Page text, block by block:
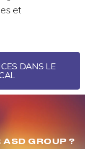
et
DANS LE
ASD GROUP ?